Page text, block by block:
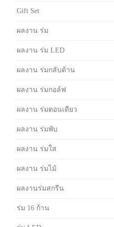
Gift Set
ผลงาน ร่ม
ผลงาน ร่ม LED
ผลงาน ร่มกลับด้าน
ผลงาน ร่มกอล์ฟ
ผลงาน ร่มตอนเดียว
ผลงาน ร่มพับ
ผลงาน ร่มใส
ผลงาน ร่มไม้
ผลงานร่มสกรีน
ร่ม 16 ก้าน